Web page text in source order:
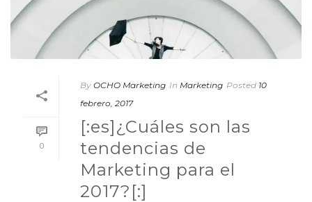
0
By OCHO Marketing In Marketing Posted 10
febrero, 2017
[:es]¿Cuáles son las
tendencias de
Marketing para el
2017?[:]